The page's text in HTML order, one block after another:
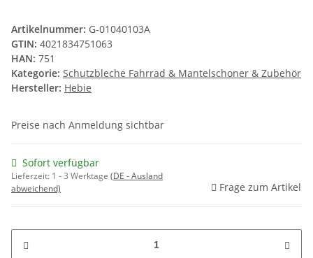
Artikelnummer: G-01040103A
GTIN: 4021834751063
HAN: 751
Kategorie: Schutzbleche Fahrrad & Mantelschoner & Zubehör
Hersteller: Hebie
Preise nach Anmeldung sichtbar
Sofort verfügbar
Lieferzeit: 1 - 3 Werktage (DE - Ausland
abweichend)
Frage zum Artikel